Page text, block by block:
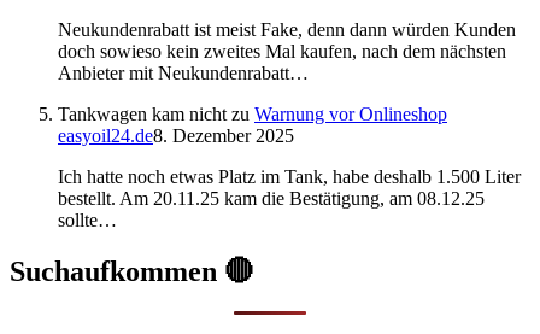
Neukundenrabatt ist meist Fake, denn dann würden Kunden
doch sowieso kein zweites Mal kaufen, nach dem nächsten
Anbieter mit Neukundenrabatt…
Tankwagen kam nicht zu Warnung vor Onlineshop
easyoil24.de8. Dezember 2025
Ich hatte noch etwas Platz im Tank, habe deshalb 1.500 Liter
bestellt. Am 20.11.25 kam die Bestätigung, am 08.12.25
sollte…
Suchaufkommen 🔴